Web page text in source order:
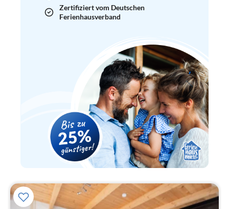
Zertifiziert vom Deutschen
Ferienhausverband